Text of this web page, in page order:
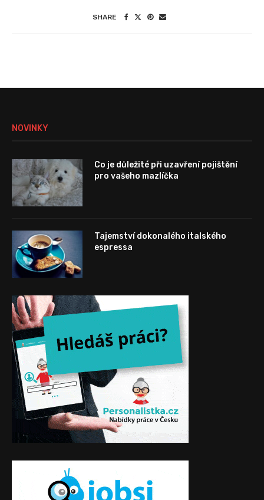
SHARE
NOVINKY
Co je důležité při uzavření pojištění
pro vašeho mazlíčka
Tajemství dokonalého italského
espressa